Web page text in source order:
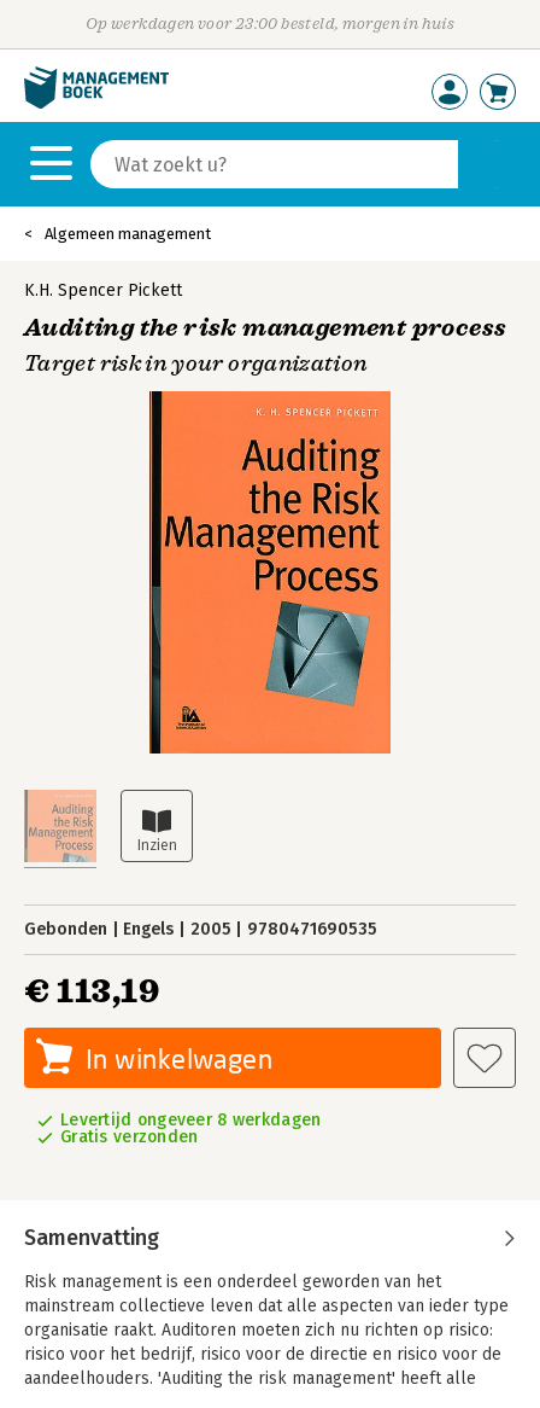
Op werkdagen voor 23:00 besteld, morgen in huis
Algemeen management
K.H. Spencer Pickett
Auditing the risk management process
Target risk in your organization
Gebonden Engels 2005 9780471690535
€ 113,19
In winkelwagen
Levertijd ongeveer 8 werkdagen
Gratis verzonden
Samenvatting
Risk management is een onderdeel geworden van het
mainstream collectieve leven dat alle aspecten van ieder type
organisatie raakt. Auditoren moeten zich nu richten op risico:
risico voor het bedrijf, risico voor de directie en risico voor de
aandeelhouders. 'Auditing the risk management' heeft alle